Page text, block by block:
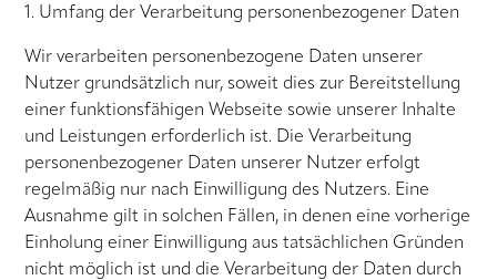
1. Umfang der Verarbeitung personenbezogener Daten
Wir verarbeiten personenbezogene Daten unserer
Nutzer grundsätzlich nur, soweit dies zur Bereitstellung
einer funktionsfähigen Webseite sowie unserer Inhalte
und Leistungen erforderlich ist. Die Verarbeitung
personenbezogener Daten unserer Nutzer erfolgt
regelmäßig nur nach Einwilligung des Nutzers. Eine
Ausnahme gilt in solchen Fällen, in denen eine vorherige
Einholung einer Einwilligung aus tatsächlichen Gründen
nicht möglich ist und die Verarbeitung der Daten durch